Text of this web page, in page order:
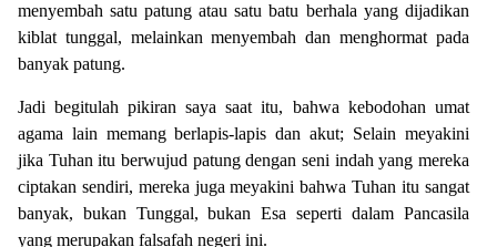
menyembah satu patung atau satu batu berhala yang dijadikan
kiblat tunggal, melainkan menyembah dan menghormat pada
banyak patung.
Jadi begitulah pikiran saya saat itu, bahwa kebodohan umat
agama lain memang berlapis-lapis dan akut; Selain meyakini
jika Tuhan itu berwujud patung dengan seni indah yang mereka
ciptakan sendiri, mereka juga meyakini bahwa Tuhan itu sangat
banyak, bukan Tunggal, bukan Esa seperti dalam Pancasila
yang merupakan falsafah negeri ini.